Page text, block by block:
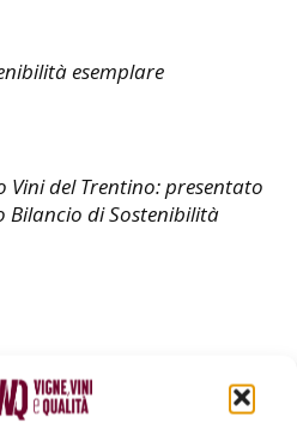
esemplare
Vini del Trentino: presentato
Bilancio di Sostenibilità